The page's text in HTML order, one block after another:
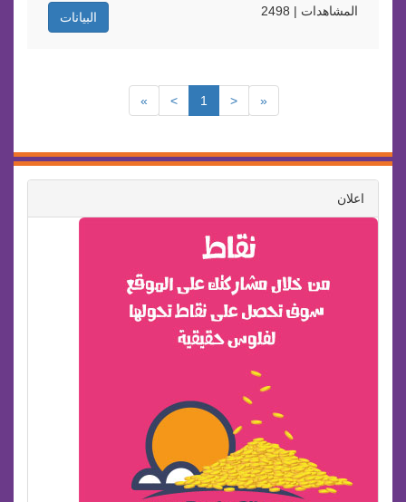
البيانات المشاهدات | 2498
«
<
1
>
»
اعلان